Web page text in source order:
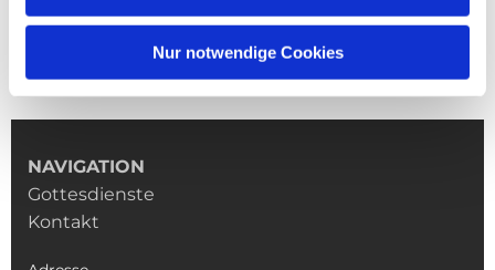
Nur notwendige Cookies
NAVIGATION
Gottesdienste
Kontakt